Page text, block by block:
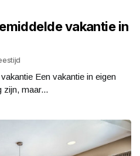
vakantie in
Een vakantie in eigen
zijn, maar...